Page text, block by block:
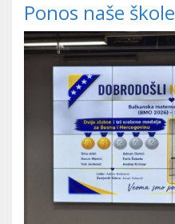
Ponos naše škole